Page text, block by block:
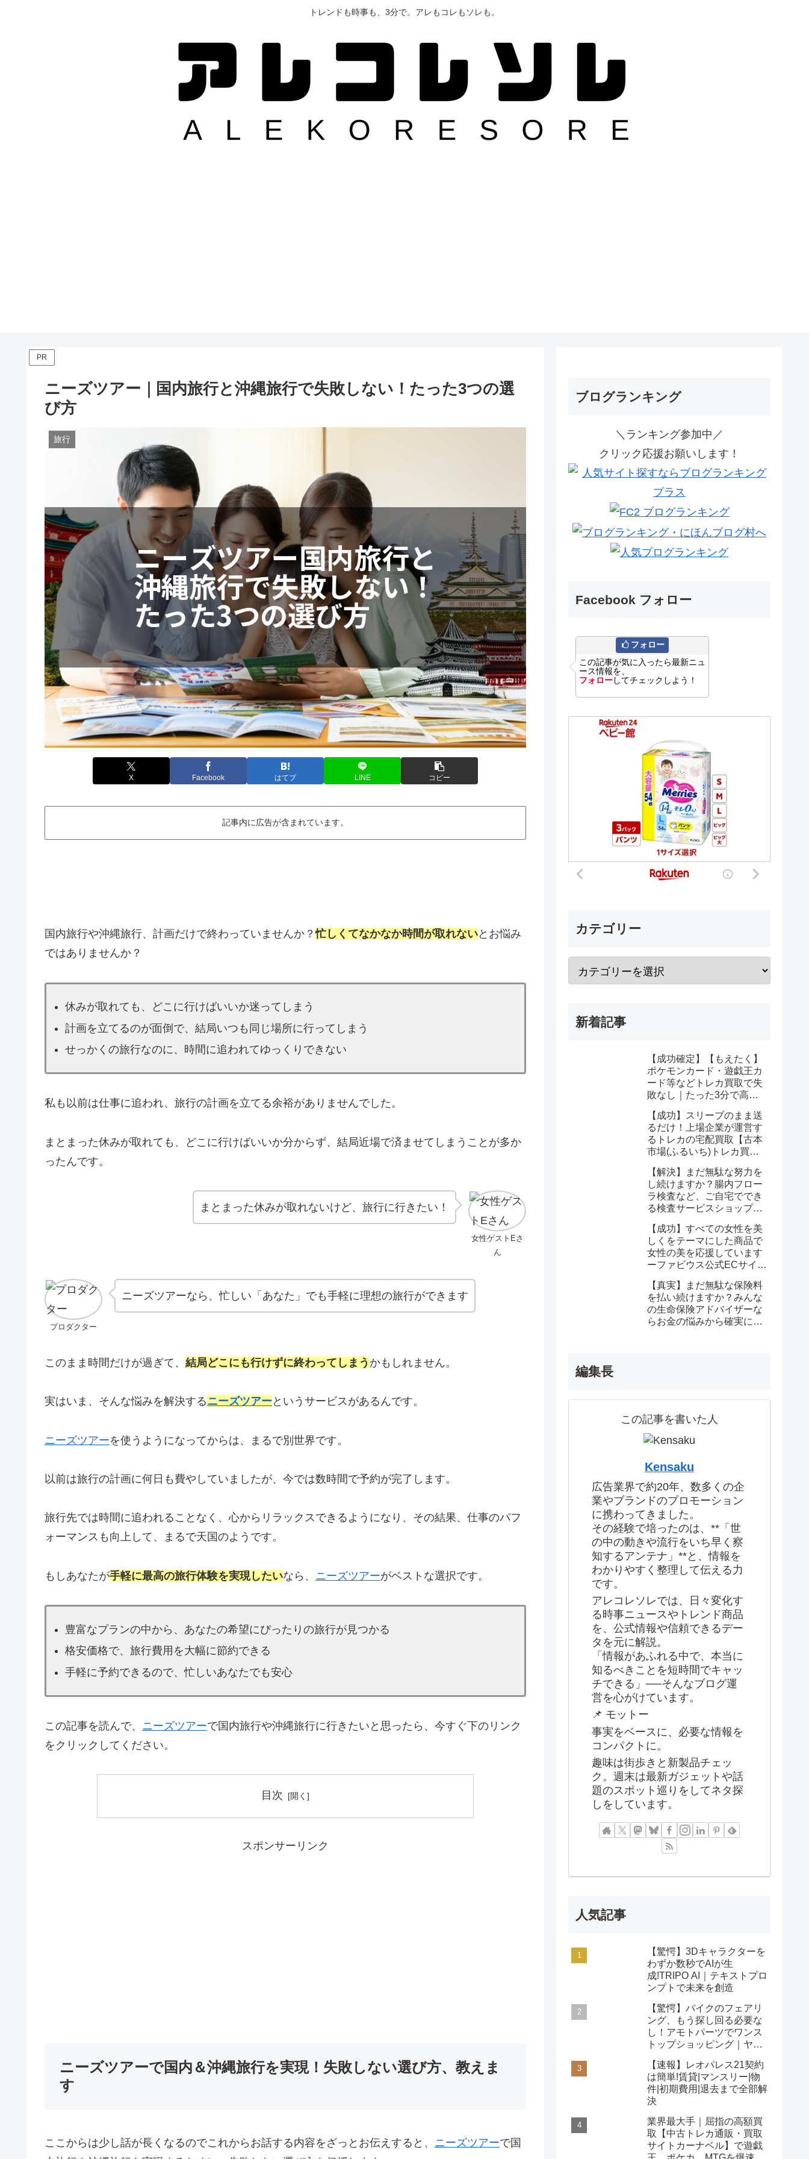
トレンドも時事も、3分で。アレもコレもソレも。
PR
ニーズツアー｜国内旅行と沖縄旅行で失敗しない！たった3つの選
び方
旅行
X Facebook はてブ LINE コピー
記事内に広告が含まれています。
国内旅行や沖縄旅行、計画だけで終わっていませんか？忙しくてなかなか時間が取れないとお悩み
ではありませんか？
休みが取れても、どこに行けばいいか迷ってしまう
計画を立てるのが面倒で、結局いつも同じ場所に行ってしまう
せっかくの旅行なのに、時間に追われてゆっくりできない
私も以前は仕事に追われ、旅行の計画を立てる余裕がありませんでした。
まとまった休みが取れても、どこに行けばいいか分からず、結局近場で済ませてしまうことが多か
ったんです。
女性ゲストEさ
ん
まとまった休みが取れないけど、旅行に行きたい！
プロダクター
ニーズツアーなら、忙しい「あなた」でも手軽に理想の旅行ができます
このまま時間だけが過ぎて、 結局どこにも行けずに終わってしまう かもしれません。
実はいま、そんな悩みを解決するニーズツアーというサービスがあるんです。
ニーズツアーを使うようになってからは、まるで別世界です。
以前は旅行の計画に何日も費やしていましたが、今では数時間で予約が完了します。
旅行先では時間に追われることなく、心からリラックスできるようになり、その結果、仕事のパフ
ォーマンスも向上して、まるで天国のようです。
もしあなたが手軽に最高の旅行体験を実現したいなら、 ニーズツアーがベストな選択です。
豊富なプランの中から、あなたの希望にぴったりの旅行が見つかる
格安価格で、旅行費用を大幅に節約できる
手軽に予約できるので、忙しいあなたでも安心
この記事を読んで、 ニーズツアーで国内旅行や沖縄旅行に行きたいと思ったら、今すぐ下のリンク
をクリックしてください。
目次
スポンサーリンク
ニーズツアーで国内＆沖縄旅行を実現！失敗しない選び方、教えま
す
ここからは少し話が長くなるのでこれからお話する内容をざっとお伝えすると、 ニーズツアーで国
ブログランキング
＼ランキング参加中／
クリック応援お願いします！
Facebook フォロー
フォロー
この記事が気に入ったら最新ニュ
ース情報を、
フォローしてチェックしよう！
カテゴリー
新着記事
【成功確定】【もえたく】
ポケモンカード・遊戯王カ
ード等などトレカ買取で失
敗なし｜たった3分で高価
【成功】スリーブのまま送
るだけ！上場企業が運営す
るトレカの宅配買取【古本
市場(ふるいち)トレカ買
みが解決する
【解決】まだ無駄な努力を
し続けますか？腸内フロー
ラ検査など、ご自宅ででき
る検査サービスショップ
ならたった1回で驚くほど
簡単に悩みが解消する事実
【成功】すべての女性を美
しくをテーマにした商品で
女性の美を応援しています
ーファビウス公式ECサイト
クション金賞の秘密を公開
【真実】まだ無駄な保険料
を払い続けますか？みんな
の生命保険アドバイザーな
らお金の悩みから確実に解
編集長
この記事を書いた人
Kensaku
広告業界で約20年、数多くの企
業やブランドのプロモーション
に携わってきました。
その経験で培ったのは、**「世
の中の動きや流行をいち早く察
知するアンテナ」**と、情報を
わかりやすく整理して伝える力
です。
アレコレソレでは、日々変化す
る時事ニュースやトレンド商品
を、公式情報や信頼できるデー
タを元に解説。
「情報があふれる中で、本当に
知るべきことを短時間でキャッ
チできる」──そんなブログ運
営を心がけています。
📌 モットー
事実をベースに、必要な情報を
コンパクトに。
趣味は街歩きと新製品チェッ
ク。週末は最新ガジェットや話
題のスポット巡りをしてネタ探
しをしています。
人気記事
【驚愕】3Dキャラクターを
わずか数秒でAIが生
成!TRIPO AI｜テキストプロ
ンプトで未来を創造
【驚愕】バイクのフェアリ
ング、もう探し回る必要な
し！アモトパーツでワンス
トップショッピング｜ヤマ
【速報】レオパレス21契約
は簡単!賃貸|マンスリー|物
件|初期費用|退去まで全部解
決
業界最大手｜屈指の高額買
取【中古トレカ通販・買取
サイトカーナベル】で遊戯